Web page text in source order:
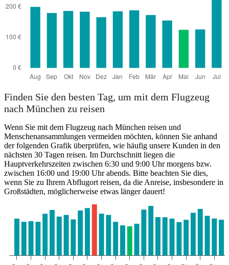
Finden Sie den besten Tag, um mit dem Flugzeug
nach München zu reisen
Wenn Sie mit dem Flugzeug nach München reisen und
Menschenansammlungen vermeiden möchten, können Sie anhand
der folgenden Grafik überprüfen, wie häufig unsere Kunden in den
nächsten 30 Tagen reisen. Im Durchschnitt liegen die
Hauptverkehrszeiten zwischen 6:30 und 9:00 Uhr morgens bzw.
zwischen 16:00 und 19:00 Uhr abends. Bitte beachten Sie dies,
wenn Sie zu Ihrem Abflugort reisen, da die Anreise, insbesondere in
Großstädten, möglicherweise etwas länger dauert!